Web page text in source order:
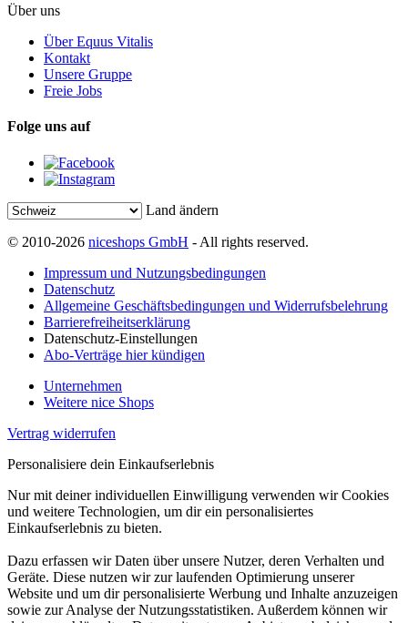
Über uns
Über Equus Vitalis
Kontakt
Unsere Gruppe
Freie Jobs
Folge uns auf
Land ändern
© 2010-2026 niceshops GmbH - All rights reserved.
Impressum und Nutzungsbedingungen
Datenschutz
Allgemeine Geschäftsbedingungen und Widerrufsbelehrung
Barrierefreiheitserklärung
Datenschutz-Einstellungen
Abo-Verträge hier kündigen
Unternehmen
Weitere nice Shops
Vertrag widerrufen
Personalisiere dein Einkaufserlebnis
Nur mit deiner individuellen Einwilligung verwenden wir Cookies
und weitere Technologien, um dir ein personalisiertes
Einkaufserlebnis zu bieten.
Dazu erfassen wir Daten über unsere Nutzer, deren Verhalten und
Geräte. Diese nutzen wir zur laufenden Optimierung unserer
Website und um dir personalisierte Werbung und Inhalte anzuzeigen
sowie zur Analyse der Nutzungsstatistiken. Außerdem können wir